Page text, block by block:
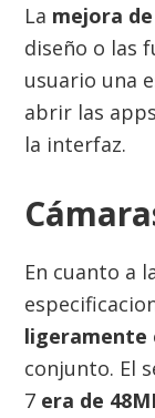
La mejora
diseño o las
usuario una
abrir las
la interfaz.
En cuanto a
ligeramente
conjunto. El
7 era de